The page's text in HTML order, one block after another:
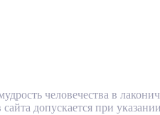
человечества в
допускается при